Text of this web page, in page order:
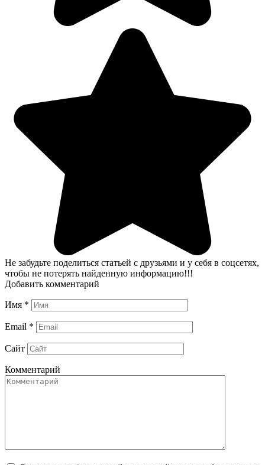
Не забудьте поделиться статьей с друзьями и у себя в соцсетях,
чтобы не потерять найденную информацию!!!
Добавить комментарий
Имя *
Email *
Сайт
Комментарий